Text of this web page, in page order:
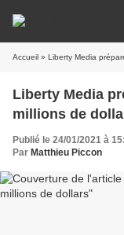
Accueil » Liberty Media
Liberty Media
millions de
Publié le 24/01/2021 à
Par Matthieu Piccon